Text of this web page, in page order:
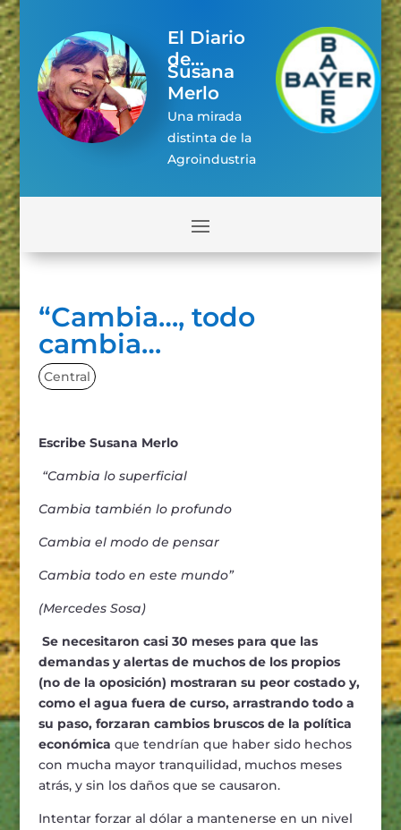
El Diario
de...
Susana
Merlo
Una mirada
distinta de la
Agroindustria
“Cambia…, todo
cambia…
Central
Escribe Susana Merlo
“Cambia lo superficial
Cambia también lo profundo
Cambia el modo de pensar
Cambia todo en este mundo”
(Mercedes Sosa)
Se necesitaron casi 30 meses para que las
demandas y alertas de muchos de los propios
(no de la oposición) mostraran su peor costado y,
como el agua fuera de curso, arrastrando todo a
su paso, forzaran cambios bruscos de la política
económica que tendrían que haber sido hechos
con mucha mayor tranquilidad, muchos meses
atrás, y sin los daños que se causaron.
Intentar forzar al dólar a mantenerse en un nivel